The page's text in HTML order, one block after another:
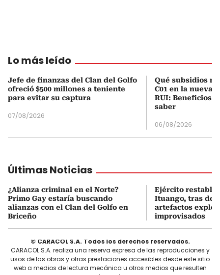
Lo más leído
Jefe de finanzas del Clan del Golfo
ofreció $500 millones a teniente
para evitar su captura
07/08/2026
Qué subsidios
C01 en la nueva
RUI: Beneficios
saber
06/08/2026
Últimas Noticias
¿Alianza criminal en el Norte?
Primo Gay estaría buscando
alianzas con el Clan del Golfo en
Briceño
Ejército
Ituango, tras
artefactos
improvisados
© CARACOL S.A. Todos los derechos reservados.
CARACOL S.A. realiza una reserva expresa de las reproducciones y
usos de las obras y otras prestaciones accesibles desde este sitio
web a medios de lectura mecánica u otros medios que resulten